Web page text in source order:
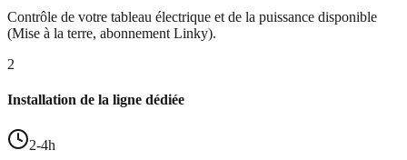
Contrôle de votre tableau électrique et de la puissance disponible
(Mise à la terre, abonnement Linky).
2
Installation de la ligne dédiée
2-4h